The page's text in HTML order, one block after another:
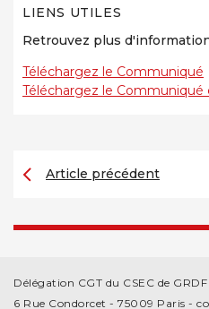
LIENS UTILES
Retrouvez plus
Téléchargez le Communiqué
Téléchargez le Communiqué
Article précédent
Délégation CGT du CSEC de GRDF
6 Rue Condorcet - 75009 Paris -